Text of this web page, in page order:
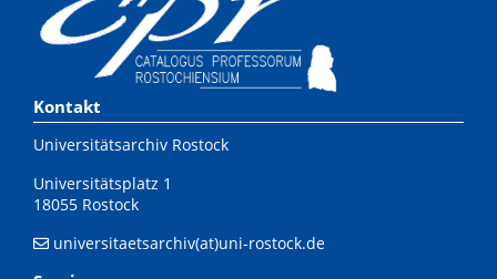
Kontakt
Universitätsarchiv Rostock
Universitätsplatz 1
18055 Rostock
universitaetsarchiv(at)uni-rostock.de